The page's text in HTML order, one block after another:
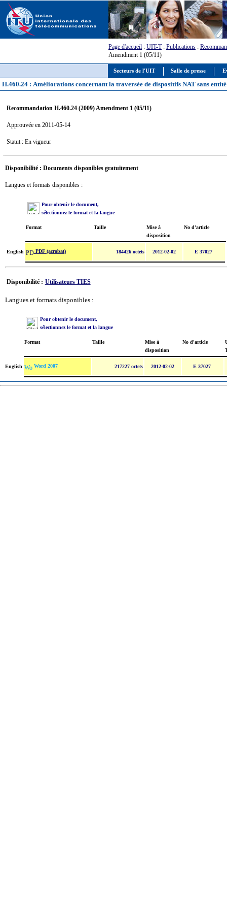
Secteurs de l'UIT Salle de presse
Page d'accueil : UIT-T: Publications :
Amendment 1 (05/11)
H.460.24 : Améliorations concernant la traversée de dispositifs NAT sans
Recommandation H.460.24 (2009) Amendment 1 (05/11)
Approuvée en 2011-05-14
Statut : En vigueur
Disponibilité : Documents disponibles gratuitement
Langues et formats disponibles :
Pour obtenir le document,
sélectionnez le format et la langue
Format Taille
Mise à
disposition
No d'article
English PDF (acrobat) 184426 octets 2012-02-02 E 37027
Disponibilité : Utilisateurs TIES
Langues et formats disponibles :
Pour obtenir le document,
sélectionnez le format et la langue
Format Taille
Mise à
disposition
No d'article
English Word 2007 217227 octets 2012-02-02 E 37027